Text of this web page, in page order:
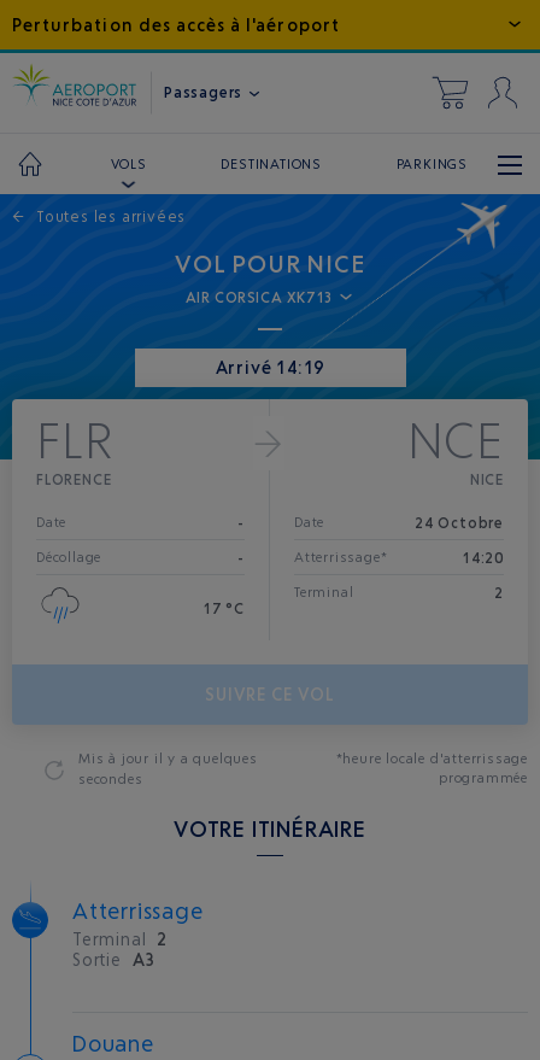
Perturbation des accès à l'aéroport
Passagers
VOLS DESTINATIONS PARKINGS
← Toutes les arrivées
VOL POUR NICE
AIR CORSICA XK713
Arrivé 14:19
FLR
FLORENCE
Date -
Décollage -
17 °C
NCE
NICE
Date 24 Octobre
Atterrissage* 14:20
Terminal 2
SUIVRE CE VOL
Mis à jour il y a quelques
secondes
*heure locale d'atterrissage
programmée
VOTRE ITINÉRAIRE
Atterrissage
Terminal
2
Sortie
A3
Douane